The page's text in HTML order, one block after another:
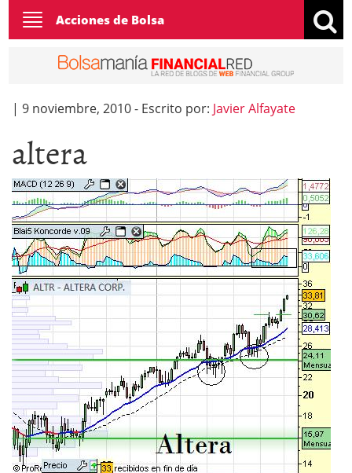
Toggle
navigation
Acciones de Bolsa
| 9 noviembre, 2010- Escrito por: Javier Alfayate
altera